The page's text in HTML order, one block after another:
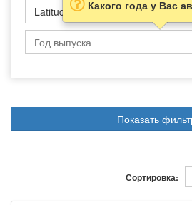
Latitude Какого года у Вас
Показать
Сортировка: